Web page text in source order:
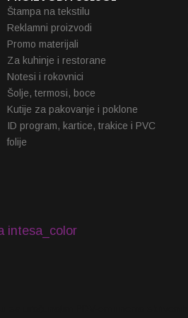
Štampa na tekstilu
Reklamni proizvodi
Promo materijali
Za kuhinje i restorane
Notesi i rokovnici
Šolje, termosi, boce
Kutije za pakovanje i poklone
ID program, kartice, trakice i PVC
folije